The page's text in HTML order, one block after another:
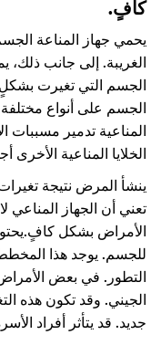
كافٍ.
يحمي جهاز المناعة
الغريبة. إلى جانب ذلك،
الجسم التي تغيرت
الجسم على أنواع مختلفة
المناعية تدمير مسببات
الخلايا المناعية
ينشأ المرض نتيجة
تعني أن الجهاز
الأمراض بشكل كافٍ.
للجسم. يوجد هذا
التطور. في بعض
الجيني. وقد تكون هذه
جديد. قد يتأثر أفراد